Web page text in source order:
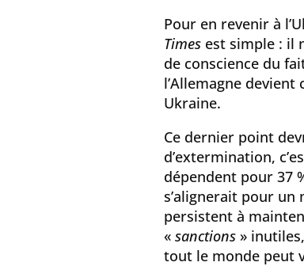
Pour en revenir à
Timesest simple : il
de conscience du
l’Allemagne
Ukraine.
Ce dernier point
d’extermination,
dépendent pour 37
s’alignerait pour un
persistent à
« sanctions»
tout le monde peut